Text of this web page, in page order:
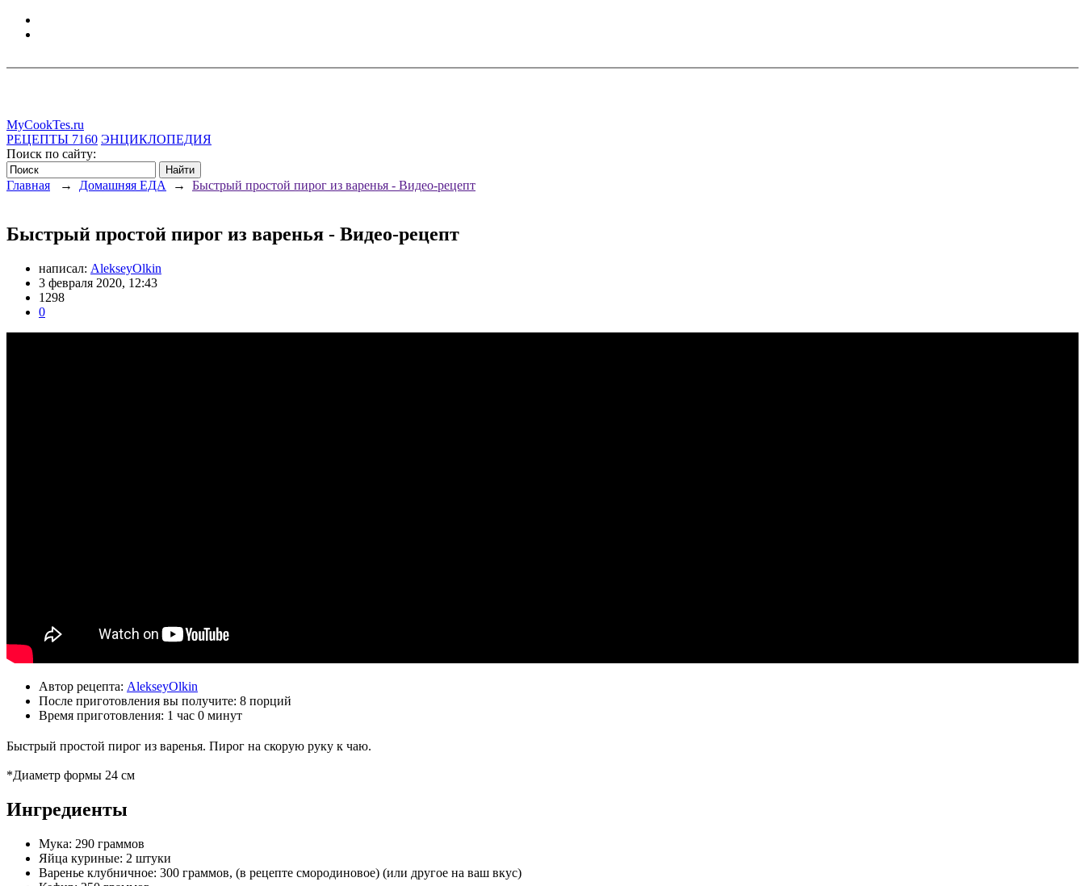
MyCookTes.ru
РЕЦЕПТЫ 7160 ЭНЦИКЛОПЕДИЯ
Поиск по сайту:
Главная → Домашняя ЕДА → Быстрый простой пирог из варенья - Видео-рецепт
Быстрый простой пирог из варенья - Видео-рецепт
написал: AlekseyOlkin
3 февраля 2020, 12:43
1298
0
Автор рецепта: AlekseyOlkin
После приготовления вы получите: 8 порций
Время приготовления: 1 час 0 минут
Быстрый простой пирог из варенья. Пирог на скорую руку к чаю.
*Диаметр формы 24 см
Ингредиенты
Мука: 290 граммов
Яйца куриные: 2 штуки
Варенье клубничное: 300 граммов, (в рецепте смородиновое) (или другое на ваш вкус)